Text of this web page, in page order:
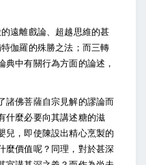
遠離戲論、超越思維的甚
伽羅的殊勝之法；而三轉
典中有關行為方面的論述，
諸佛菩薩自宗見解的謬論而
什麼必要向其講述糖的滋
兒，即使陳設出精心烹製的
麼價值呢？同理，對於甚深